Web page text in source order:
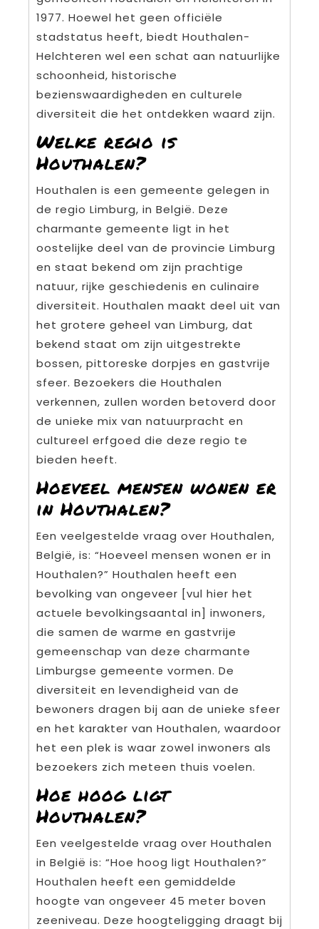
1977. Hoewel het geen officiële
stadstatus heeft, biedt Houthalen-
Helchteren wel een schat aan natuurlijke
schoonheid, historische
bezienswaardigheden en culturele
diversiteit die het ontdekken waard zijn.
Welke regio is
Houthalen?
Houthalen is een gemeente gelegen in
de regio Limburg, in België. Deze
charmante gemeente ligt in het
oostelijke deel van de provincie Limburg
en staat bekend om zijn prachtige
natuur, rijke geschiedenis en culinaire
diversiteit. Houthalen maakt deel uit van
het grotere geheel van Limburg, dat
bekend staat om zijn uitgestrekte
bossen, pittoreske dorpjes en gastvrije
sfeer. Bezoekers die Houthalen
verkennen, zullen worden betoverd door
de unieke mix van natuurpracht en
cultureel erfgoed die deze regio te
bieden heeft.
Hoeveel mensen wonen er
in Houthalen?
Een veelgestelde vraag over Houthalen,
België, is: “Hoeveel mensen wonen er in
Houthalen?” Houthalen heeft een
bevolking van ongeveer [vul hier het
actuele bevolkingsaantal in] inwoners,
die samen de warme en gastvrije
gemeenschap van deze charmante
Limburgse gemeente vormen. De
diversiteit en levendigheid van de
bewoners dragen bij aan de unieke sfeer
en het karakter van Houthalen, waardoor
het een plek is waar zowel inwoners als
bezoekers zich meteen thuis voelen.
Hoe hoog ligt
Houthalen?
Een veelgestelde vraag over Houthalen
in België is: “Hoe hoog ligt Houthalen?”
Houthalen heeft een gemiddelde
hoogte van ongeveer 45 meter boven
zeeniveau. Deze hoogteligging draagt bij